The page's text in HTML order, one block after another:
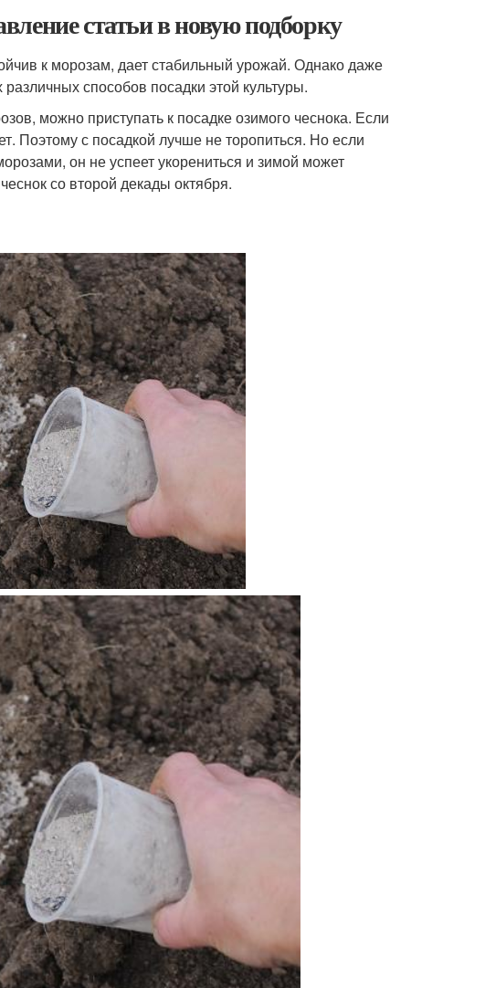
статьи в новую подборку
к морозам, дает стабильный урожай. Однако даже
способов посадки этой культуры.
можно приступать к посадке озимого чеснока. Если
Поэтому с посадкой лучше не торопиться. Но если
он не успеет укорениться и зимой может
со второй декады октября.